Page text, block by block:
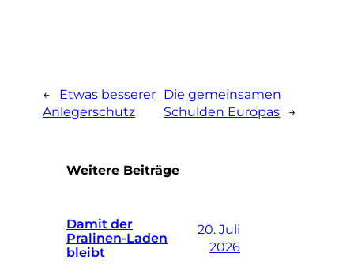
←
Etwas besserer
Anlegerschutz
Die gemeinsamen
Schulden Europas →
Weitere Beiträge
Damit der
Pralinen-Laden
bleibt
20. Juli
2026